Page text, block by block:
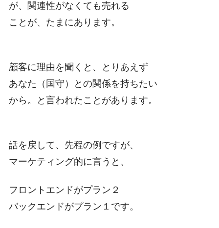
が、関連性がなくても売れる
ことが、たまにあります。
顧客に理由を聞くと、とりあえず
あなた（国守）との関係を持ちたい
から。と言われたことがあります。
話を戻して、先程の例ですが、
マーケティング的に言うと、
フロントエンドがプラン２
バックエンドがプラン１です。